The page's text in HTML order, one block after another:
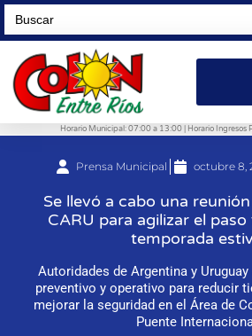
Search
for:
Horario Municipal: 07:00 a 13:00 | Horario Ingresos
Prensa Municipal octubre 8,
Se llevó a cabo una
CARU para agilizar el
temporada
Autoridades de Argentina y
preventivo y operativo para reducir
mejorar la seguridad en el Área de
Puente